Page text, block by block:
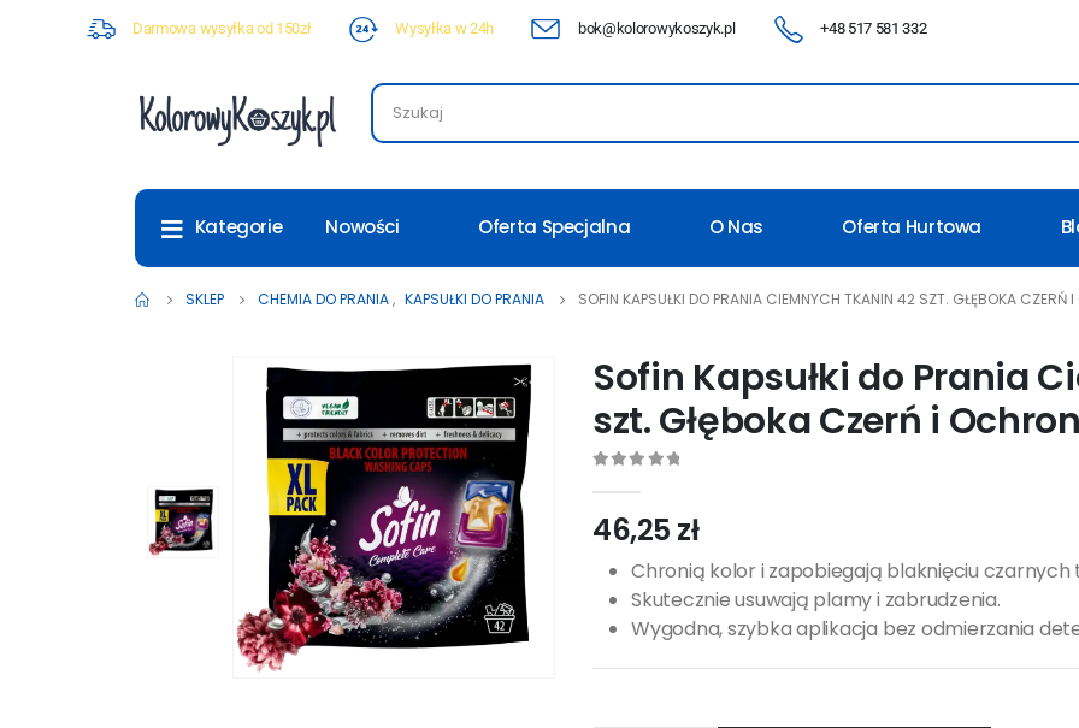
Darmowa wysyłka od 150zł Wysyłka w 24h bok@kolorowykoszyk.pl +48 517 581 332
Kategorie Nowości Oferta Specjalna O Nas Oferta Hurtowa
SKLEP CHEMIA DO PRANIA, KAPSUŁKI DO PRANIA SOFIN KAPSUŁKI DO PRANIA CIEMNYCH TKANIN 42 SZT. GŁĘBOKA CZERŃ
Sofin Kapsułki do Prania
szt. Głęboka Czerń i
46,25 zł
Chronią kolor i zapobiegają blaknięciu czarnych
Skutecznie usuwają plamy i zabrudzenia.
Wygodna, szybka aplikacja bez odmierzania